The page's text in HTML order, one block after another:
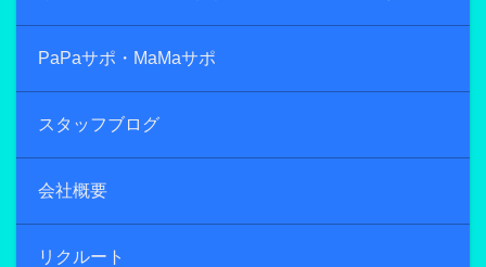
PaPaサポ・MaMaサポ
スタッフブログ
会社概要
リクルート